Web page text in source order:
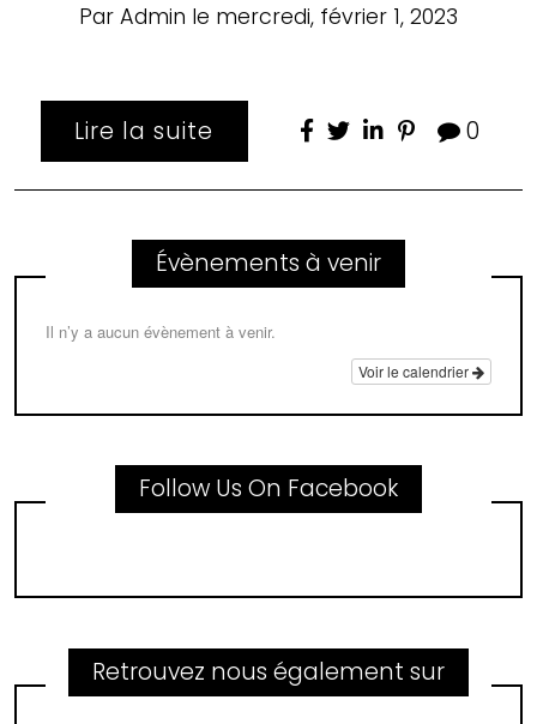
Par Admin le mercredi, février 1, 2023
Lire la suite 0
Évènements à venir
Il n’y a aucun évènement à venir.
Voir le calendrier
Follow Us On Facebook
Retrouvez nous également sur